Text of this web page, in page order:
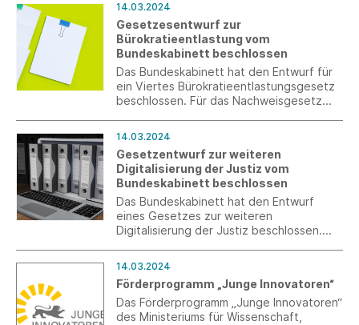
Berufsbildung (BIBB) im Auftrag der
Bundesregierung gemeinsam mit den
zuständigen Bundesministerien sowie den
Sozialpartnern und Sachverständigen aus
der betrieblichen Praxis die
Ausbildungsordnung zum
Industriekaufmann beziehungsweise zur
14.03.2024
Gesetzesentwurf zur
Bürokratieentlastung vom
Bundeskabinett beschlossen
Das Bundeskabinett hat den Entwurf für
ein Viertes Bürokratieentlastungsgesetz
beschlossen. Für das Nachweisgesetz
14.03.2024
Gesetzentwurf zur weiteren
Digitalisierung der Justiz vom
Bundeskabinett beschlossen
Das Bundeskabinett hat den Entwurf
eines Gesetzes zur weiteren
Digitalisierung der Justiz beschlossen.
14.03.2024
Förderprogramm „Junge Innovatoren“
Das Förderprogramm „Junge Innovatoren“
des Ministeriums für Wissenschaft,